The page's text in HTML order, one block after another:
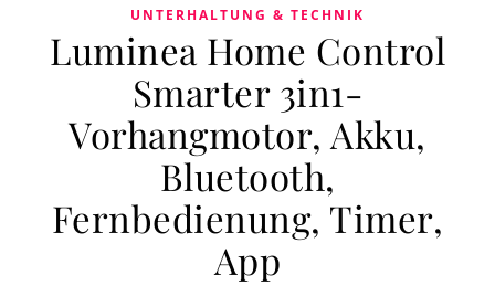
UNTERHALTUNG & TECHNIK
Luminea Home Control
Smarter 3in1-
Vorhangmotor, Akku,
Bluetooth,
Fernbedienung, Timer,
App